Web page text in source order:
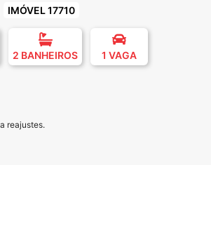
IMÓVEL 17710
2 BANHEIROS 1 VAGA
reajustes.